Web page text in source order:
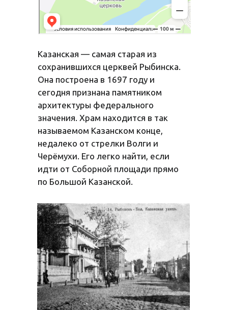
Казанская — самая старая из
сохранившихся церквей Рыбинска.
Она построена в 1697 году и
сегодня признана памятником
архитектуры федерального
значения. Храм находится в так
называемом Казанском конце,
недалеко от стрелки Волги и
Черёмухи. Его легко найти, если
идти от Соборной площади прямо
по Большой Казанской.